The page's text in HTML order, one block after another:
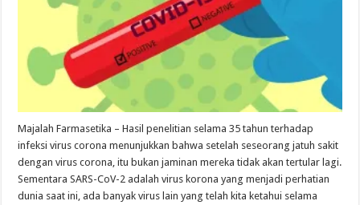
Majalah Farmasetika – Hasil penelitian selama 35 tahun terhadap
infeksi virus corona menunjukkan bahwa setelah seseorang jatuh sakit
dengan virus corona, itu bukan jaminan mereka tidak akan tertular lagi.
Sementara SARS-CoV-2 adalah virus korona yang menjadi perhatian
dunia saat ini, ada banyak virus lain yang telah kita ketahui selama